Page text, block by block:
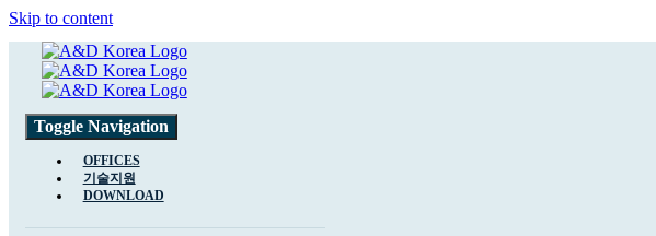
Skip to content
Toggle Navigation
OFFICES
기술지원
DOWNLOAD